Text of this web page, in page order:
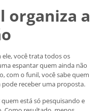
organiza a
ele, você trata todos os
espantar quem ainda não
com o funil, você sabe quem
pode receber uma proposta.
está só pesquisando e